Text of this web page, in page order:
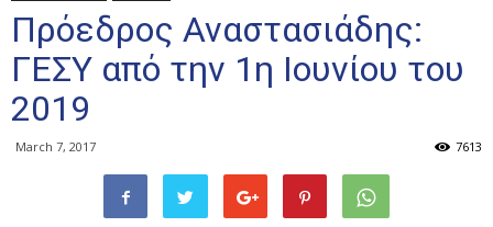
Πρόεδρος Αναστασιάδης:
ΓΕΣΥ από την 1η Ιουνίου του
2019
March 7, 2017 7613